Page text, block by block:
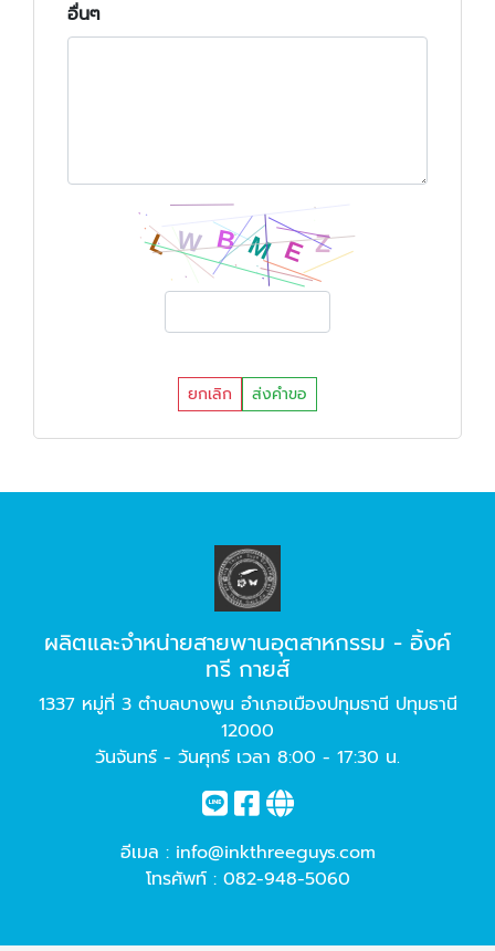
อื่นๆ
ยกเลิก ส่งคำขอ
ผลิตและจำหน่ายสายพานอุตสาหกรรม - อิ้งค์
ทรี กายส์
1337 หมู่ที่ 3 ตำบลบางพูน อำเภอเมืองปทุมธานี ปทุมธานี
12000
วันจันทร์ - วันศุกร์ เวลา 8:00 - 17:30 น.
อีเมล : info@inkthreeguys.com
โทรศัพท์ : 082-948-5060